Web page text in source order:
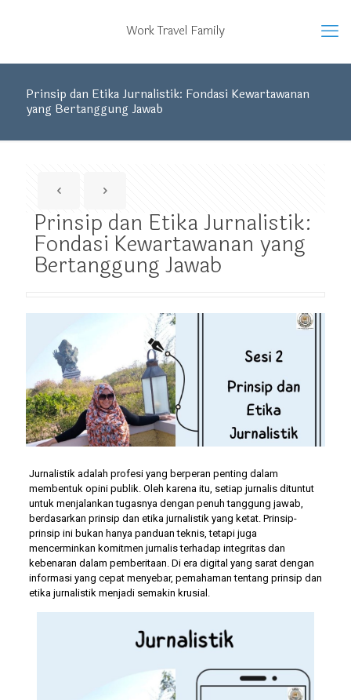
Work Travel Family
Prinsip dan Etika Jurnalistik: Fondasi Kewartawanan
yang Bertanggung Jawab
Prinsip dan Etika Jurnalistik:
Fondasi Kewartawanan yang
Bertanggung Jawab
Jurnalistik adalah profesi yang berperan penting dalam
membentuk opini publik. Oleh karena itu, setiap jurnalis dituntut
untuk menjalankan tugasnya dengan penuh tanggung jawab,
berdasarkan prinsip dan etika jurnalistik yang ketat. Prinsip-
prinsip ini bukan hanya panduan teknis, tetapi juga
mencerminkan komitmen jurnalis terhadap integritas dan
kebenaran dalam pemberitaan. Di era digital yang sarat dengan
informasi yang cepat menyebar, pemahaman tentang prinsip dan
etika jurnalistik menjadi semakin krusial.